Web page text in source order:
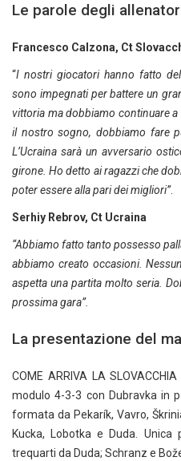
Le parole degli
Francesco Calzona, Ct
“I nostri giocatori hanno fatto
sono impegnati per battere un
vittoria ma dobbiamo continuare
il nostro sogno, dobbiamo fare
L’Ucraina sarà un avversario
girone. Ho detto ai ragazzi che
poter essere alla pari dei migliori”.
Serhiy Rebrov, Ct Ucraina
“Abbiamo fatto tanto possesso
abbiamo creato occasioni.
aspetta una partita molto seria.
prossima gara”.
La presentazione del
COME ARRIVA LA
modulo 4-3-3 con Dubravka in
formata da Pekarík, Vavro,
Kucka, Lobotka e Duda.
trequarti da Duda; Schranz e